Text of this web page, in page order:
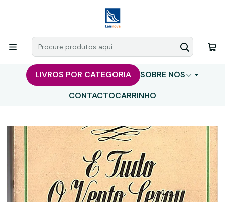
LIVROS POR CATEGORIA
SOBRE NÓS
CONTACTOCARRINHO